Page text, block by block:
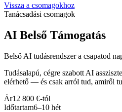
Vissza a csomagokhoz
Tanácsadási csomagok
AI Belső Támogatás
Belső AI tudásrendszer a csapatod
Tudásalapú, cégre szabott AI
elérhető — és csak arról tud, amiről
Ár12 800 €-tól
Időtartam6–10 hét